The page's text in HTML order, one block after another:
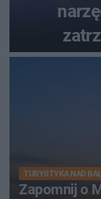
TURYSTYKA NAD
Zapomnij o